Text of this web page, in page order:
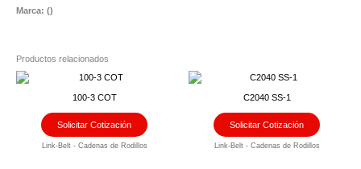
Marca: ()
Productos relacionados
100-3 COT
Solicitar Cotización
Link-Belt - Cadenas de Rodillos
C2040 SS-1
Solicitar Cotización
Link-Belt - Cadenas de Rodillos